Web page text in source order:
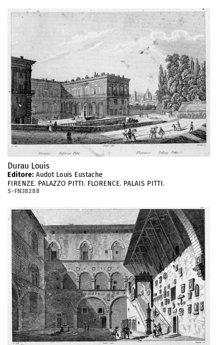
Durau Louis
Editore: Audot Louis Eustache
FIRENZE. PALAZZO PITTI. FLORENCE. PALAIS PITTI.
S-FN38288